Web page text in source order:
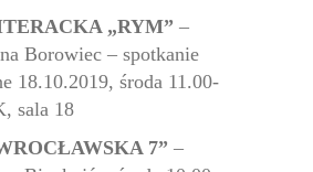
„RYM” –
Borowiec – spotkanie
18.10.2019, środa 11.00-
sala 18
7” –